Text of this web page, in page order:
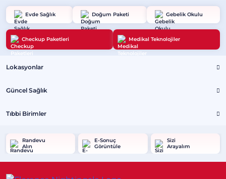
Evde Sağlık Doğum Paketi Gebelik Okulu
Checkup Paketleri Medikal Teknolojiler
Lokasyonlar
Güncel Sağlık
Tıbbi Birimler
Randevu
Alın
E-Sonuç
Görüntüle
Sizi
Arayalım